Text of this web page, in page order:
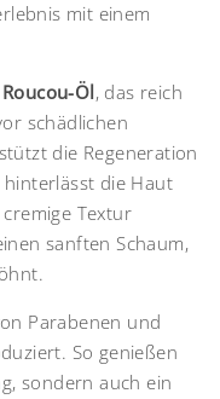
mit einem
Roucou-Öl, das reich
schädlichen
die Regeneration
die Haut
Textur
sanften Schaum,
Parabenen und
So genießen
sondern auch ein